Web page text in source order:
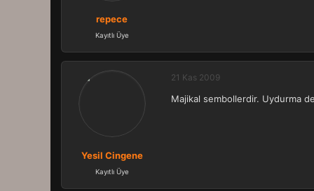
repece
Kayıtlı Üye
Yesil Cingene
Kayıtlı Üye
21 Kas 2009
Majikal sembollerdir. Uydurma